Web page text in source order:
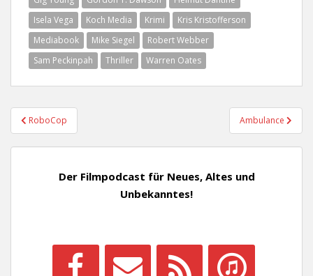
Isela Vega
Koch Media Krimi
Kris Kristofferson
Mediabook
Mike Siegel
Robert Webber
Sam Peckinpah
Thriller Warren Oates
Beitragsnavigation
RoboCop Ambulance
Der Filmpodcast für Neues, Altes und
Unbekanntes!